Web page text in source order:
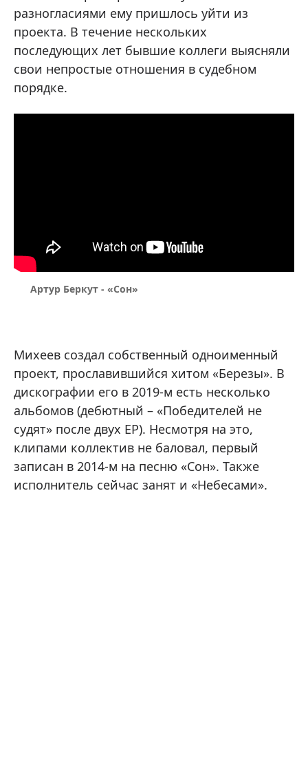
разногласиями ему пришлось уйти из
проекта. В течение нескольких
последующих лет бывшие коллеги выясняли
свои непростые отношения в судебном
порядке.
Артур Беркут - «Сон»
Михеев создал собственный одноименный
проект, прославившийся хитом «Березы». В
дискографии его в 2019-м есть несколько
альбомов (дебютный – «Победителей не
судят» после двух EP). Несмотря на это,
клипами коллектив не баловал, первый
записан в 2014-м на песню «Сон». Также
исполнитель сейчас занят и «Небесами».